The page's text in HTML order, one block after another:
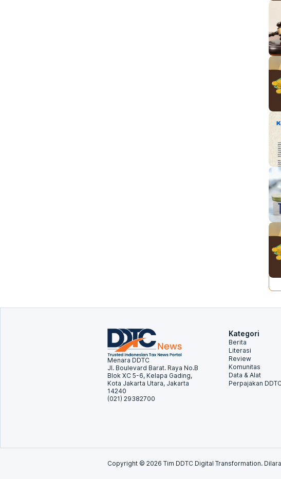
Menara DDTC
Jl. Boulevard Barat. Raya No.B
Blok XC 5-6, Kelapa Gading,
Kota Jakarta Utara, Jakarta
14240
(021) 29382700
Kategori
Berita
Literasi
Review
Komunitas
Data & Alat
Perpajakan
Copyright © 2026 Tim DDTC Digital Transformation.